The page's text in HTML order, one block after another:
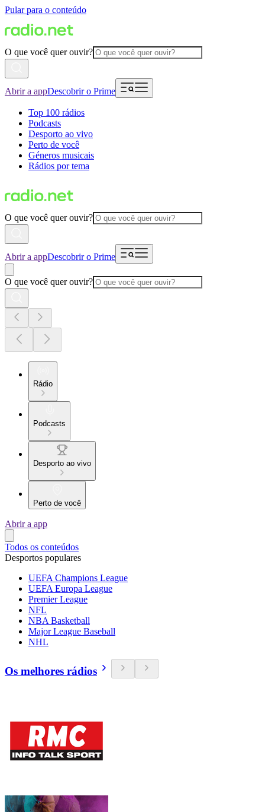
Pular para o conteúdo
O que você quer ouvir?
Abrir a appDescobrir o Prime
Top 100 rádios
Podcasts
Desporto ao vivo
Perto de você
Géneros musicais
Rádios por tema
O que você quer ouvir?
Abrir a appDescobrir o Prime
O que você quer ouvir?
Rádio
Podcasts
Desporto ao vivo
Perto de você
Abrir a app
Todos os conteúdos
Desportos populares
UEFA Champions League
UEFA Europa League
Premier League
NFL
NBA Basketball
Major League Baseball
NHL
Os melhores rádios